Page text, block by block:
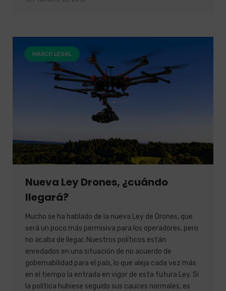
MARCO LEGAL
Nueva Ley Drones, ¿cuándo
llegará?
Mucho se ha hablado de la nueva Ley de Drones, que
será un poco más permisiva para los operadores, pero
no acaba de llegar. Nuestros políticos están
enredados en una situación de no acuerdo de
gobernabilidad para el país, lo que aleja cada vez más
en el tiempo la entrada en vigor de esta futura Ley. Si
la política hubiese seguido sus cauces normales, es